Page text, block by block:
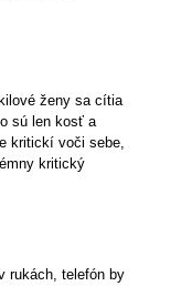
ženy sa cítia
sú len kosť a
kritickí voči sebe,
kritický
rukách, telefón by